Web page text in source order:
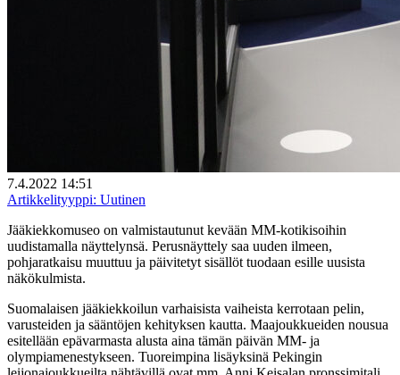
7.4.2022 14:51
Artikkelityyppi: Uutinen
Jääkiekkomuseo on valmistautunut kevään MM-kotikisoihin
uudistamalla näyttelynsä. Perusnäyttely saa uuden ilmeen,
pohjaratkaisu muuttuu ja päivitetyt sisällöt tuodaan esille uusista
näkökulmista.
Suomalaisen jääkiekkoilun varhaisista vaiheista kerrotaan pelin,
varusteiden ja sääntöjen kehityksen kautta. Maajoukkueiden nousua
esitellään epävarmasta alusta aina tämän päivän MM- ja
olympiamenestykseen. Tuoreimpina lisäyksinä Pekingin